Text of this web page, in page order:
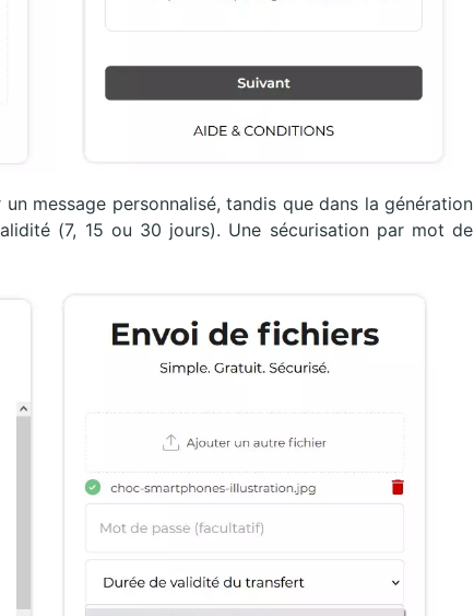
message personnalisé, tandis que dans la génération
(7, 15 ou 30 jours). Une sécurisation par mot de